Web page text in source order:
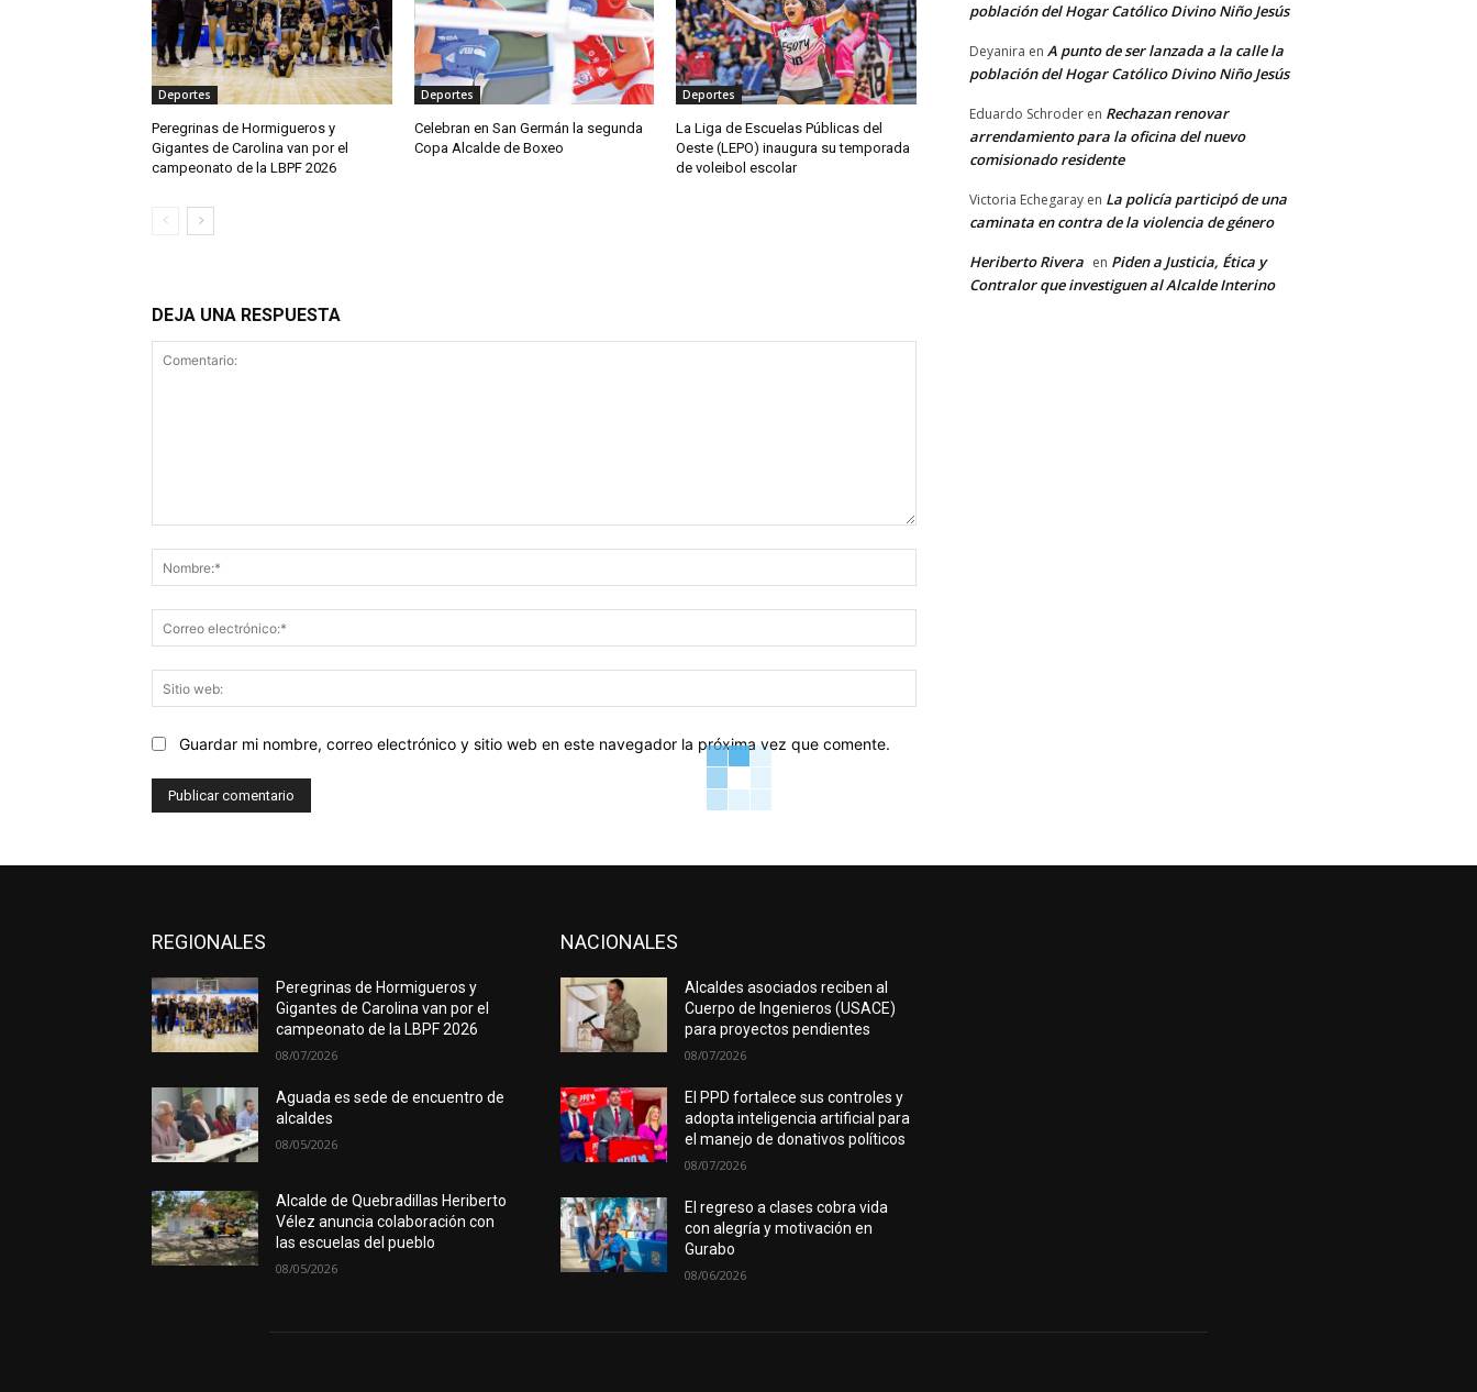
Deportes
Peregrinas de Hormigueros y
Gigantes de Carolina van por el
campeonato de la LBPF 2026
Deportes
Celebran en San Germán la segunda
Copa Alcalde de Boxeo
Deportes
La Liga de Escuelas Públicas del
Oeste (LEPO) inaugura su temporada
de voleibol escolar
DEJA UNA RESPUESTA
electrónico:*
web:
Guardar mi nombre, correo electrónico y sitio web en este navegador la próxima vez que comente.
población del Hogar Católico Divino Niño Jesús
Deyanira en A punto de ser lanzada a la calle la
población del Hogar Católico Divino Niño Jesús
Eduardo Schroder en Rechazan renovar
arrendamiento para la oficina del nuevo
comisionado residente
Victoria Echegaray en La policía participó de una
caminata en contra de la violencia de género
Heriberto Rivera en Piden a Justicia, Ética y
Contralor que investiguen al Alcalde Interino
REGIONALES
Peregrinas de Hormigueros y
Gigantes de Carolina van por el
campeonato de la LBPF 2026
08/07/2026
Aguada es sede de encuentro de
alcaldes
08/05/2026
Alcalde de Quebradillas Heriberto
Vélez anuncia colaboración con
las escuelas del pueblo
08/05/2026
NACIONALES
Alcaldes asociados reciben al
Cuerpo de Ingenieros (USACE)
para proyectos pendientes
08/07/2026
El PPD fortalece sus controles y
adopta inteligencia artificial para
el manejo de donativos políticos
08/07/2026
El regreso a clases cobra vida
con alegría y motivación en
Gurabo
08/06/2026